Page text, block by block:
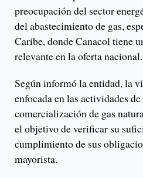
preocupación del sector
del abastecimiento de gas,
Caribe, donde Canacol tiene
relevante en la oferta nacional.
Según informó la entidad, la
enfocada en las actividades
comercialización de gas
el objetivo de verificar su
cumplimiento de sus
mayorista.